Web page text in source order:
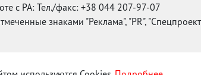
с РА: Тел./факс: +38 044 207-97-07
знаками "Реклама", "PR",